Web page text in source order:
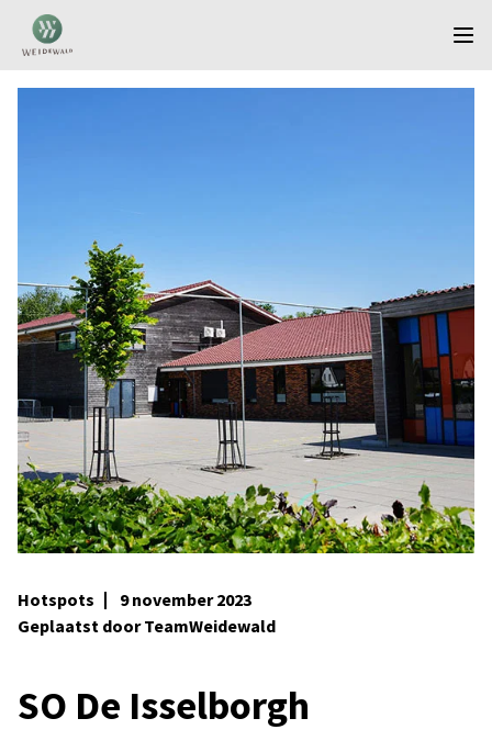
Hotspots
9 november 2023
Geplaatst door TeamWeidewald
SO De Isselborgh